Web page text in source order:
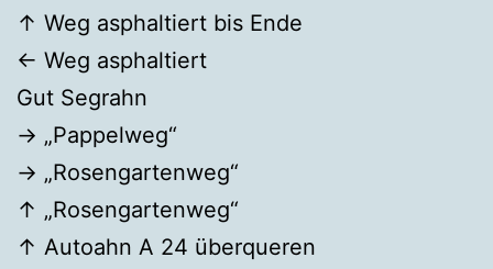
↑ Weg asphaltiert bis Ende
← Weg asphaltiert
Gut Segrahn
→ „Pappelweg“
→ „Rosengartenweg“
↑ „Rosengartenweg“
↑ Autoahn A 24 überqueren